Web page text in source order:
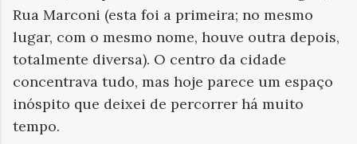
Rua Marconi (esta foi a primeira; no mesmo
lugar, com o mesmo nome, houve outra depois,
totalmente diversa). O centro da cidade
concentrava tudo, mas hoje parece um espaço
inóspito que deixei de percorrer há muito
tempo.